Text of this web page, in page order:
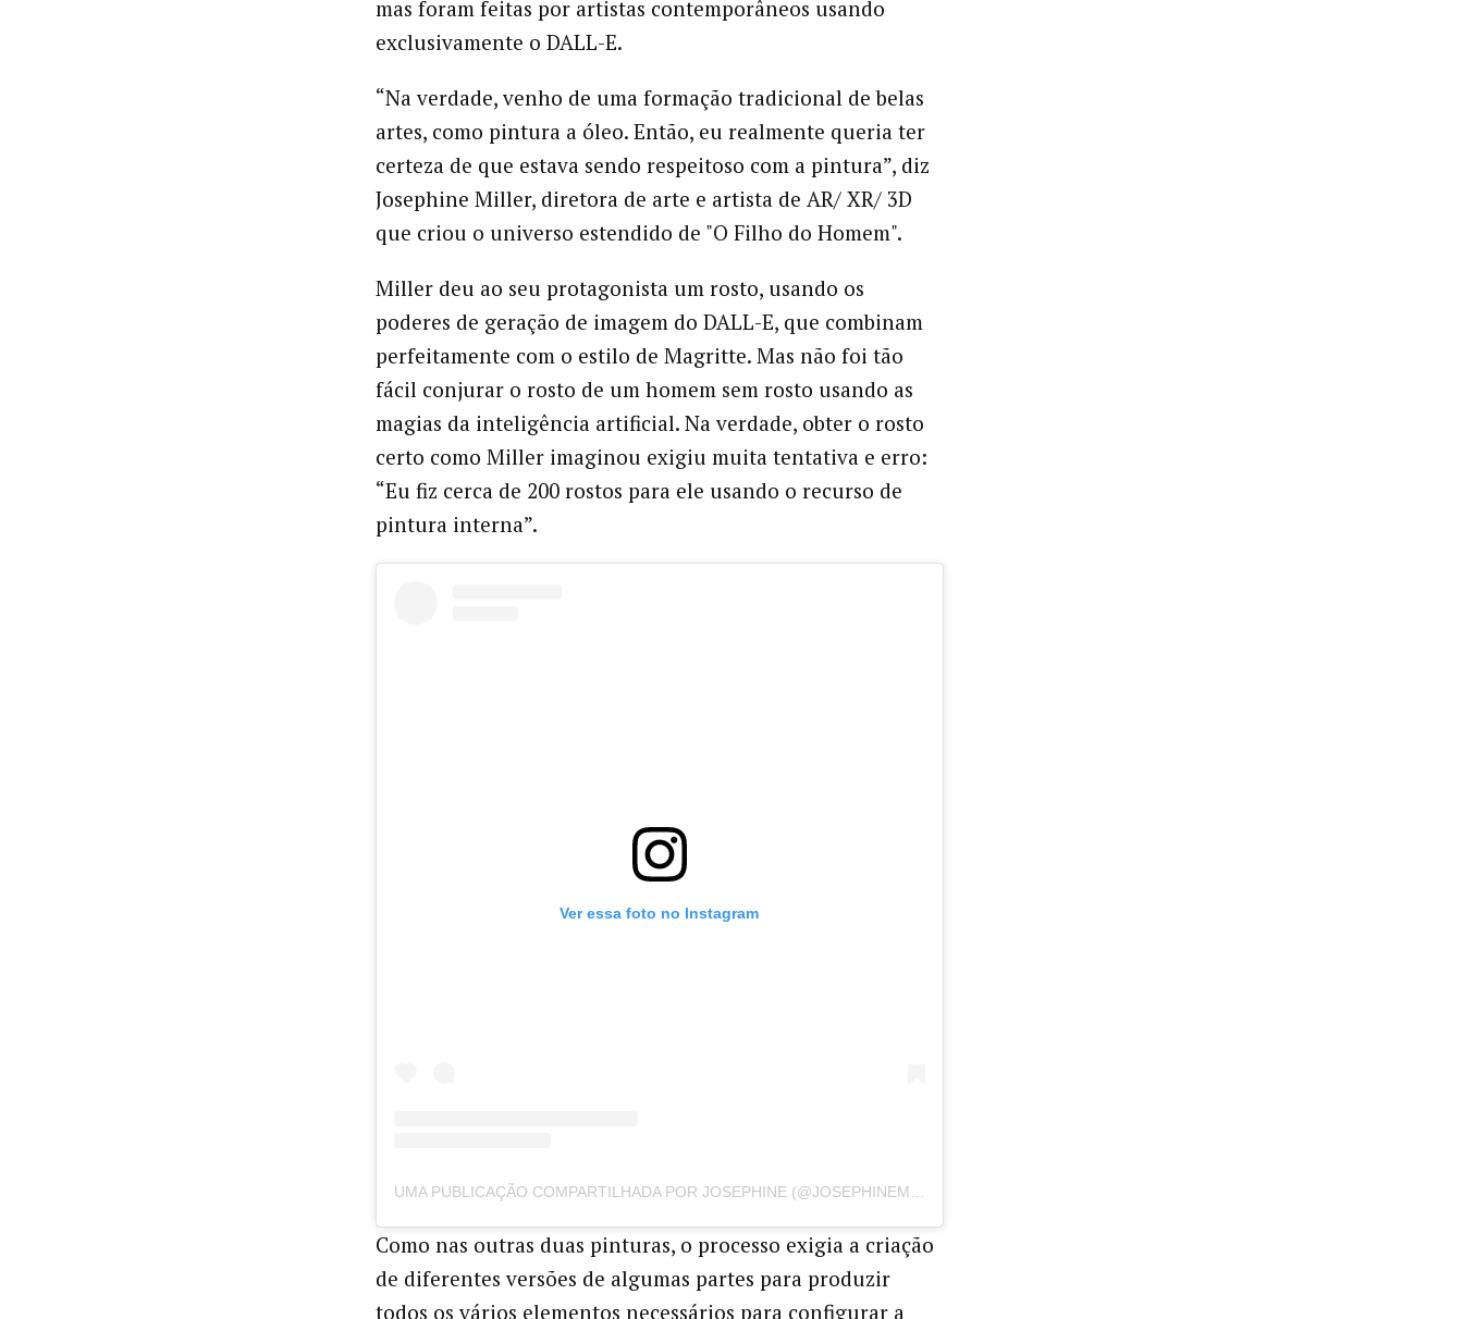
mas foram feitas por artistas contemporâneos usando
exclusivamente o DALL-E.
“Na verdade, venho de uma formação tradicional de belas
artes, como pintura a óleo. Então, eu realmente queria ter
certeza de que estava sendo respeitoso com a pintura”, diz
Josephine Miller, diretora de arte e artista de AR/ XR/ 3D
que criou o universo estendido de "O Filho do Homem".
Miller deu ao seu protagonista um rosto, usando os
poderes de geração de imagem do DALL-E, que combinam
perfeitamente com o estilo de Magritte. Mas não foi tão
fácil conjurar o rosto de um homem sem rosto usando as
magias da inteligência artificial. Na verdade, obter o rosto
certo como Miller imaginou exigiu muita tentativa e erro:
“Eu fiz cerca de 200 rostos para ele usando o recurso de
pintura interna”.
Ver essa foto no Instagram
Como nas outras duas pinturas, o processo exigia a criação
de diferentes versões de algumas partes para produzir
todos os vários elementos necessários para configurar a